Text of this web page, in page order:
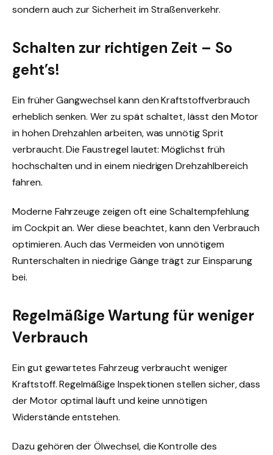
sondern auch zur Sicherheit im Straßenverkehr.
Schalten zur richtigen Zeit – So
geht’s!
Ein früher Gangwechsel kann den Kraftstoffverbrauch
erheblich senken. Wer zu spät schaltet, lässt den Motor
in hohen Drehzahlen arbeiten, was unnötig Sprit
verbraucht. Die Faustregel lautet: Möglichst früh
hochschalten und in einem niedrigen Drehzahlbereich
fahren.
Moderne Fahrzeuge zeigen oft eine Schaltempfehlung
im Cockpit an. Wer diese beachtet, kann den Verbrauch
optimieren. Auch das Vermeiden von unnötigem
Runterschalten in niedrige Gänge trägt zur Einsparung
bei.
Regelmäßige Wartung für weniger
Verbrauch
Ein gut gewartetes Fahrzeug verbraucht weniger
Kraftstoff. Regelmäßige Inspektionen stellen sicher, dass
der Motor optimal läuft und keine unnötigen
Widerstände entstehen.
Dazu gehören der Ölwechsel, die Kontrolle des